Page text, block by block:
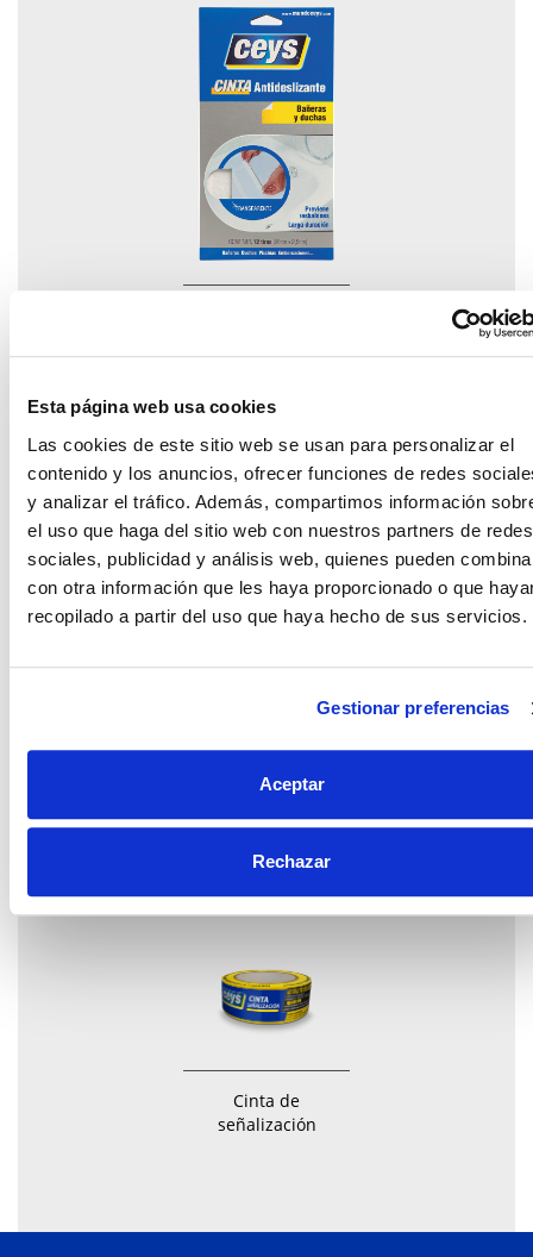
Esta página web usa cookies
Las cookies de este sitio web se usan para personalizar el
contenido y los anuncios, ofrecer funciones de redes
y analizar el tráfico. Además, compartimos información
el uso que haga del sitio web con nuestros partners de redes
sociales, publicidad y análisis web, quienes pueden
con otra información que les haya proporcionado o que
recopilado a partir del uso que haya hecho de sus servicios.
Gestionar preferencias
Aceptar
Rechazar
Cinta de
señalización